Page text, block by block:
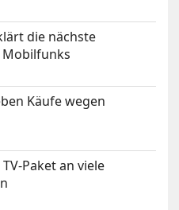
die nächste
Mobilfunks
Käufe wegen
Paket an viele